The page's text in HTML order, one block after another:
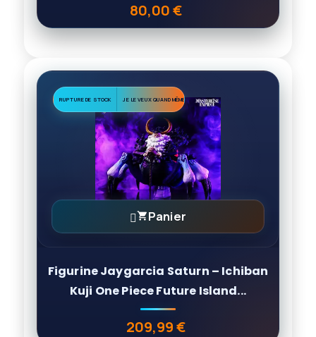
Prix
80,00 €
RUPTURE DE STOCK JE LE VEUX QUAND MÊME
Panier
Figurine Jaygarcia Saturn – Ichiban
Kuji One Piece Future Island...
Prix
209,99 €